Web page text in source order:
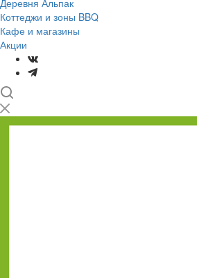
Деревня Альпак
Коттеджи и зоны BBQ
Кафе и магазины
Акции